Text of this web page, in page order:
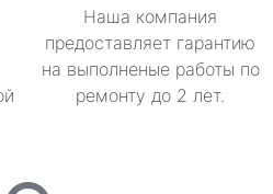
Наша компания
предоставляет гарантию
на выполненые работы по
ремонту до 2 лет.